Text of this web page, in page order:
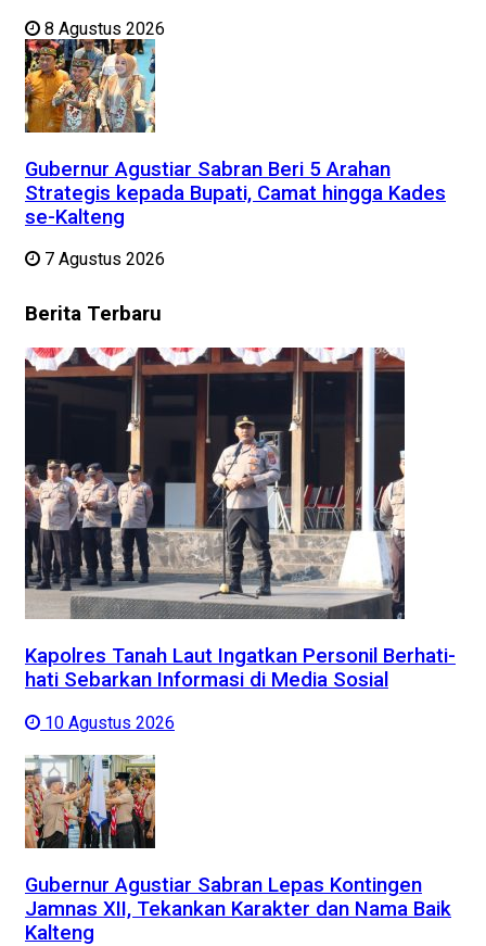
8 Agustus 2026
Gubernur Agustiar Sabran Beri 5 Arahan
Strategis kepada Bupati, Camat hingga Kades
se-Kalteng
7 Agustus 2026
Berita Terbaru
Kapolres Tanah Laut Ingatkan Personil Berhati-
hati Sebarkan Informasi di Media Sosial
10 Agustus 2026
Gubernur Agustiar Sabran Lepas Kontingen
Jamnas XII, Tekankan Karakter dan Nama Baik
Kalteng